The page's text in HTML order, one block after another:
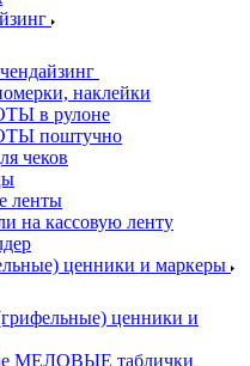
наклейки
в рулоне
поштучно
чеков
ленты
на кассовую ленту
ценники и маркеры
ценники и
МЕЛОВЫЕ таблички